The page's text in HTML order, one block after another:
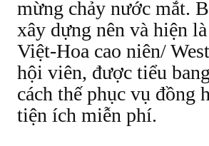
mừng chảy nước mắt.
xây dựng nên và hiện
Việt-Hoa cao niên/
hội viên, được tiểu
cách thế phục vụ đồng
tiện ích miễn phí.